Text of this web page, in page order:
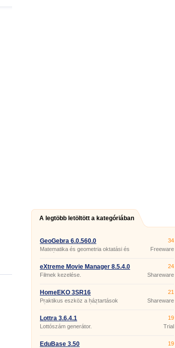
A legtöbb letöltött a kategóriában
GeoGebra 6.0.560.0
Matematika és geometria oktatási és
oktatási programja
34
Freeware
eXtreme Movie Manager 8.5.4.0
Filmek kezelése.
24
Shareware
HomeEKO 3SR16
Praktikus eszköz a háztartások
pénzügyeinek kezelésére.
21
Shareware
Lottra 3.6.4.1
Lottószám generátor.
19
Trial
EduBase 3.50
19